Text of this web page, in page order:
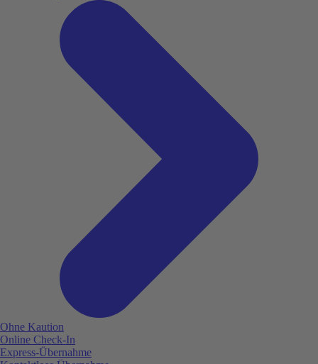
Ohne Kaution
Online Check-In
Express-Übernahme